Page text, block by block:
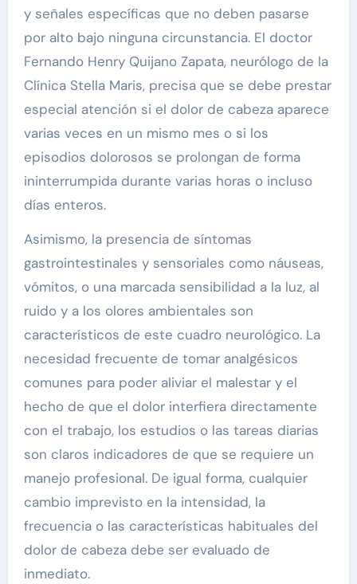
y señales específicas que no deben pasarse
por alto bajo ninguna circunstancia. El doctor
Fernando Henry Quijano Zapata, neurólogo de la
Clínica Stella Maris, precisa que se debe prestar
especial atención si el dolor de cabeza aparece
varias veces en un mismo mes o si los
episodios dolorosos se prolongan de forma
ininterrumpida durante varias horas o incluso
días enteros.
Asimismo, la presencia de síntomas
gastrointestinales y sensoriales como náuseas,
vómitos, o una marcada sensibilidad a la luz, al
ruido y a los olores ambientales son
característicos de este cuadro neurológico. La
necesidad frecuente de tomar analgésicos
comunes para poder aliviar el malestar y el
hecho de que el dolor interfiera directamente
con el trabajo, los estudios o las tareas diarias
son claros indicadores de que se requiere un
manejo profesional. De igual forma, cualquier
cambio imprevisto en la intensidad, la
frecuencia o las características habituales del
dolor de cabeza debe ser evaluado de
inmediato.